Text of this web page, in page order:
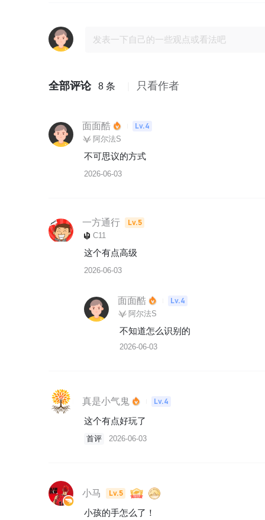
全部评论 8 条 只看作者
面面酷 Lv.4
阿尔法S
不可思议的方式
2026-06-03
一方通行 Lv.5
C11
这个有点高级
2026-06-03
面面酷 Lv.4
阿尔法S
不知道怎么识别的
2026-06-03
真是小气鬼
Lv.4
这个有点好玩了
首评 2026-06-03
小马
Lv.5
小孩的手怎么了！